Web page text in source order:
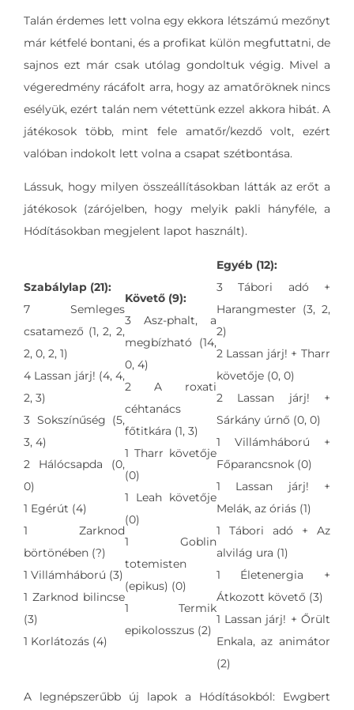
Talán érdemes lett volna egy ekkora létszámú mezőnyt
már kétfelé bontani, és a profikat külön megfuttatni, de
sajnos ezt már csak utólag gondoltuk végig. Mivel a
végeredmény rácáfolt arra, hogy az amatőröknek nincs
esélyük, ezért talán nem vétettünk ezzel akkora hibát. A
játékosok több, mint fele amatőr/kezdő volt, ezért
valóban indokolt lett volna a csapat szétbontása.
Lássuk, hogy milyen összeállításokban látták az erőt a
játékosok (zárójelben, hogy melyik pakli hányféle, a
Hódításokban megjelent lapot használt).
Szabálylap (21):
7 Semleges
csatamező (1, 2, 2,
2, 0, 2, 1)
4 Lassan járj! (4, 4,
2, 3)
3 Sokszínűség (5,
3, 4)
2 Hálócsapda (0,
0)
1 Egérút (4)
1 Zarknod
börtönében (?)
1 Villámháború (3)
1 Zarknod bilincse
(3)
1 Korlátozás (4)
Követő (9):
3 Asz-phalt, a
megbízható (14,
0, 4)
2 A roxati
céhtanács
főtitkára (1, 3)
1 Tharr követője
(0)
1 Leah követője
(0)
1 Goblin
totemisten
(epikus) (0)
1 Termik
epikolosszus (2)
Egyéb (12):
3 Tábori adó +
Harangmester (3, 2,
2)
2 Lassan járj! + Tharr
követője (0, 0)
2 Lassan járj! +
Sárkány úrnő (0, 0)
1 Villámháború +
Főparancsnok (0)
1 Lassan járj! +
Melák, az óriás (1)
1 Tábori adó + Az
alvilág ura (1)
1 Életenergia +
Átkozott követő (3)
1 Lassan járj! + Őrült
Enkala, az animátor
(2)
A legnépszerűbb új lapok a Hódításokból: Ewgbert